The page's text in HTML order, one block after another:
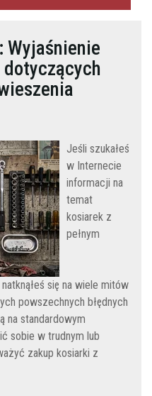
Wyjaśnienie
Jeśli szukałeś
w Internecie
informacji na
temat
kosiarek z
pełnym
się na wiele mitów
powszechnych błędnych
na standardowym
sobie w trudnym lub
zakup kosiarki z